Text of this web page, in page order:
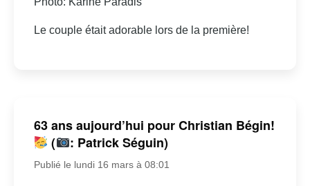
Le couple était adorable lors de la première!
63 ans aujourd’hui pour Christian Bégin!
(
: Patrick Séguin)
Publié le lundi 16 mars à 08:01